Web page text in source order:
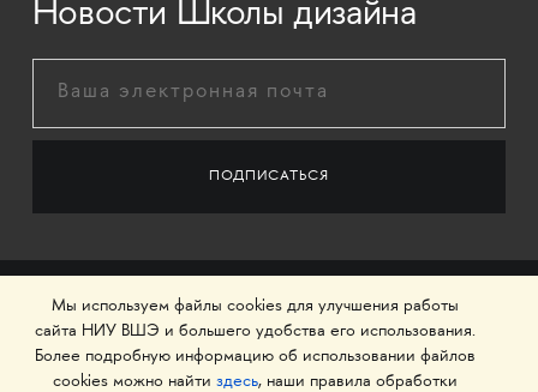
Новости Школы дизайна
Мы используем файлы cookies для улучшения работы
сайта НИУ ВШЭ и большего удобства его использования.
Более подробную информацию об использовании файлов
cookies можно найти здесь, наши правила обработки